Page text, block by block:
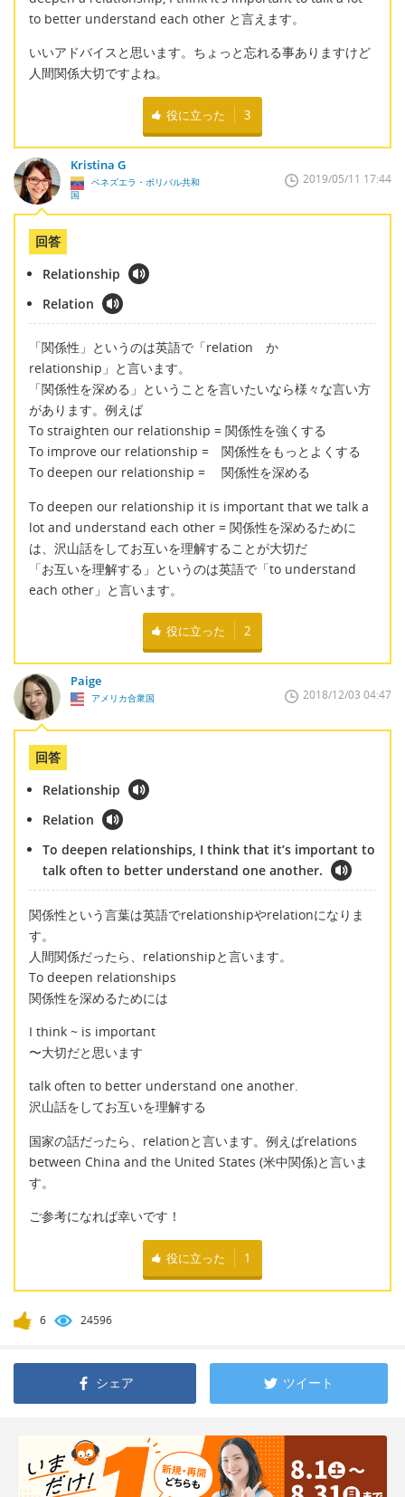
to better understand each other と言えます。
いいアドバイスと思います。ちょっと忘れる事ありますけど
人間関係大切ですよね。
役に立った 3
Kristina G
ベネズエラ・ボリバル共和
国
2019/05/11 17:44
回答
Relationship
Relation
「関係性」というのは英語で「relation か
relationship」と言います。
「関係性を深める」ということを言いたいなら様々な言い方
があります。例えば
To straighten our relationship = 関係性を強くする
To improve our relationship = 関係性をもっとよくする
To deepen our relationship = 関係性を深める
To deepen our relationship it is important that we talk a
lot and understand each other = 関係性を深めるために
は、沢山話をしてお互いを理解することが大切だ
「お互いを理解する」というのは英語で「to understand
each other」と言います。
役に立った 2
Paige
アメリカ合衆国 2018/12/03 04:47
回答
Relationship
Relation
To deepen relationships, I think that it’s important to
talk often to better understand one another.
関係性という言葉は英語でrelationshipやrelationになりま
す。
人間関係だったら、relationshipと言います。
To deepen relationships
関係性を深めるためには
I think ~ is important
〜大切だと思います
talk often to better understand one another.
沢山話をしてお互いを理解する
国家の話だったら、relationと言います。例えばrelations
between China and the United States (米中関係)と言いま
す。
ご参考になれば幸いです！
役に立った 1
6 24596
シェア ツイート